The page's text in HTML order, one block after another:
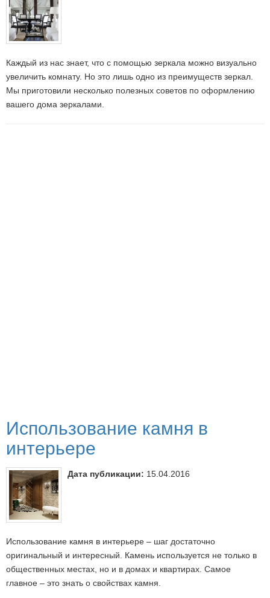
Каждый из нас знает, что с помощью зеркала можно визуально
увеличить комнату. Но это лишь одно из преимуществ зеркал.
Мы приготовили несколько полезных советов по оформлению
вашего дома зеркалами.
Использование камня в
интерьере
Использование камня в интерьере – шаг достаточно
оригинальный и интересный. Камень используется не только в
общественных местах, но и в домах и квартирах. Самое
главное – это знать о свойствах камня.
Дата публикации: 15.04.2016